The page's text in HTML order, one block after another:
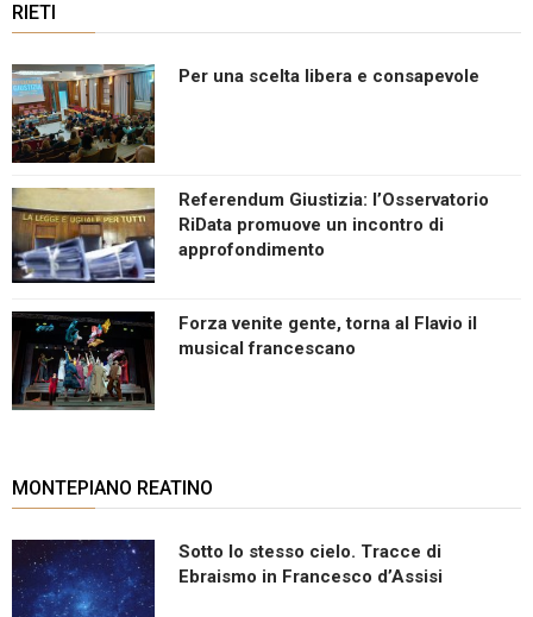
RIETI
Per una scelta libera e consapevole
Referendum Giustizia: l’Osservatorio
RiData promuove un incontro di
approfondimento
Forza venite gente, torna al Flavio il
musical francescano
MONTEPIANO REATINO
Sotto lo stesso cielo. Tracce di
Ebraismo in Francesco d’Assisi